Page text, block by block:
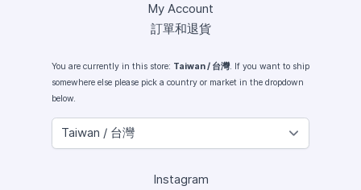
My Account
訂單和退貨
You are currently in this store: Taiwan / 台灣. If you want to ship
somewhere else please pick a country or market in the dropdown
below.
Instagram